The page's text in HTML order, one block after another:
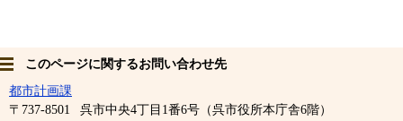
このページに関するお問い合わせ先
都市計画課
〒737-8501
呉市中央4丁目1番6号（呉市役所本庁舎6階）